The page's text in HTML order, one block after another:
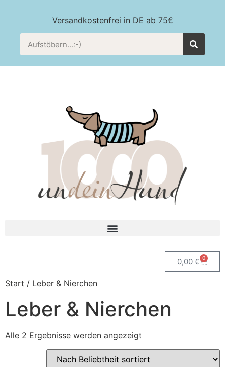
Versandkostenfrei in DE ab 75€
0,00 € 0
Start / Leber & Nierchen
Leber & Nierchen
Alle 2 Ergebnisse werden angezeigt